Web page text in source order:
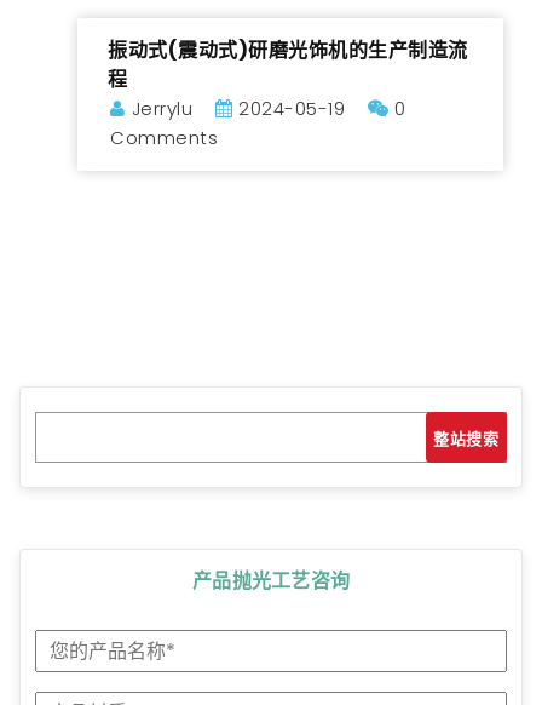
振动式(震动式)研磨光饰机的生产制造流
程
Jerrylu 2024-05-19
0
Comments
索
搜索
产品抛光工艺咨询